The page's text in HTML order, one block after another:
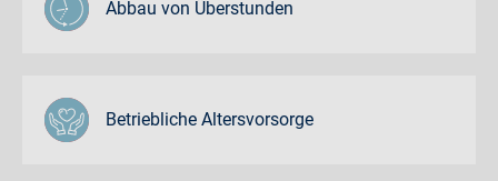
Abbau von Überstunden
Betriebliche Altersvorsorge